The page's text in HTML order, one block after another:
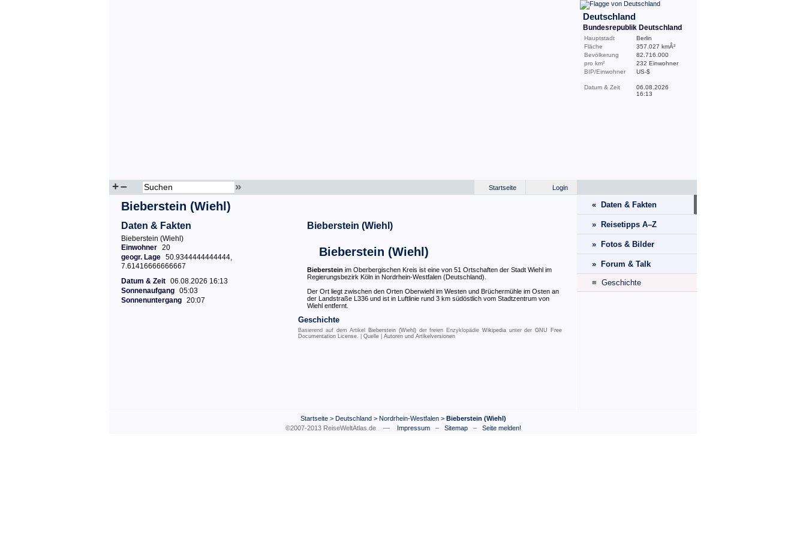
Deutschland
Bundesrepublik Deutschland
Hauptstadt
Berlin
Fläche
357.027 kmÂ²
Bevölkerung
82.716.000
pro km²
232 Einwohner
BIP/Einwohner
US-$
Datum & Zeit
06.08.2026
16:13
+– » Login
Startseite
Bieberstein (Wiehl)
Daten & Fakten
Bieberstein (Wiehl)
Einwohner 20
geogr. Lage 50.9344444444444,
7.61416666666667
Datum & Zeit 06.08.2026 16:13
Sonnenaufgang 05:03
Sonnenuntergang 20:07
Bieberstein (Wiehl)
Bieberstein (Wiehl)
Bieberstein im Oberbergischen Kreis ist eine von 51 Ortschaften der Stadt Wiehl im
Regierungsbezirk Köln in Nordrhein-Westfalen (Deutschland).
Der Ort liegt zwischen den Orten Oberwiehl im Westen und Brüchermühle im Osten an
der Landstraße L336 und ist in Luftlinie rund 3 km südöstlich vom Stadtzentrum von
Wiehl entfernt.
Geschichte
Basierend auf dem Artikel Bieberstein (Wiehl)der freien Enzyklopädie Wikipediaunter derGNU Free
Documentation License. | Quelle Autoren und Artikelversionen
« Daten & Fakten
» Reisetipps A–Z
» Fotos & Bilder
» Forum & Talk
≡ Geschichte
Startseite> Deutschland> Nordrhein-Westfalen> Bieberstein (Wiehl)
©2007-2013 ReiseWeltAtlas.de —
Impressum– Sitemap– Seite melden!